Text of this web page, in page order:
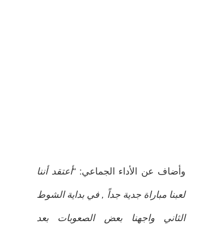
وأضاف عن الأداء الجماعي:“أعتقد أننا
لعبنا مباراة جدية جداً , في بداية الشوط
الثاني واجهنا بعض الصعوبات بعد